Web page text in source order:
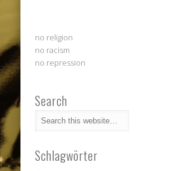
no religion
no racism
no repression
Search
Schlagwörter